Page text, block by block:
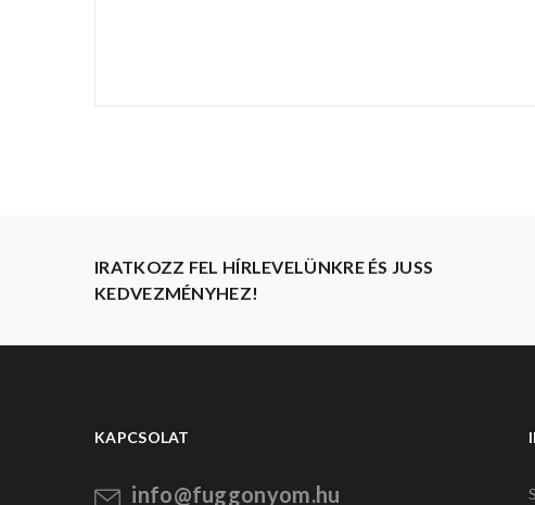
IRATKOZZ FEL HÍRLEVELÜNKRE ÉS JUSS
KEDVEZMÉNYHEZ!
KAPCSOLAT
info@fuggonyom.hu